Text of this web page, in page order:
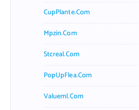
CupPlante.com
Mpzin.com
Stcreal.com
PopUpFlea.com
Valueml.com